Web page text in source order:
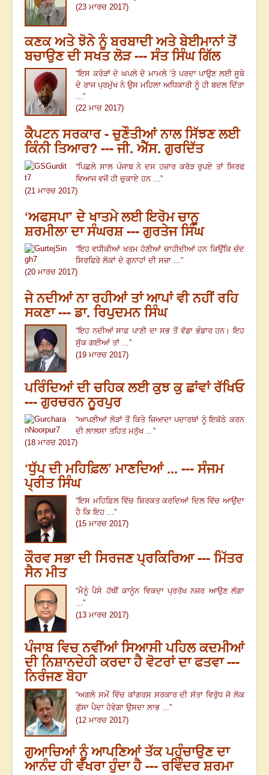
(23 ਮਾਰਚ 2017)
ਕਣਕ ਅਤੇ ਝੋਨੇ ਨੂੰ ਬਰਬਾਦੀ ਅਤੇ ਬੇਈਮਾਨਾਂ ਤੋਂ
ਬਚਾਉਣ ਦੀ ਸਖਤ ਲੋੜ --- ਸੰਤ ਸਿੰਘ ਗਿੱਲ
“ਇਸ ਕਰੋੜਾਂ ਦੇ ਘਪਲੇ ਦੇ ਮਾਮਲੇ ’ਤੇ ਪਰਦਾ ਪਾਉਣ ਲਈ ਸੂਬੇ
ਦੇ ਰਾਜ ਪ੍ਰਮੁੱਖ ਨੇ ਉਸ ਮਹਿਲਾ ਅਧਿਕਾਰੀ ਨੂੰ ਹੀ ਬਦਲ ਦਿੱਤਾ
...”
(22 ਮਾਚ 2017)
ਕੈਪਟਨ ਸਰਕਾਰ - ਚੁਣੌਤੀਆਂ ਨਾਲ ਸਿੱਝਣ ਲਈ
ਕਿੰਨੀ ਤਿਆਰ? --- ਜੀ. ਐੱਸ. ਗੁਰਦਿੱਤ
“ਪਿਛਲੇ ਸਾਲ ਪੰਜਾਬ ਨੇ ਦਸ ਹਜ਼ਾਰ ਕਰੋੜ ਰੁਪਏ ਤਾਂ ਸਿਰਫ
ਵਿਆਜ ਵਜੋਂ ਹੀ ਚੁਕਾਏ ਹਨ ...”
(21 ਮਾਰਚ 2017)
‘ਅਫਸਪਾ’ ਦੇ ਖਾਤਮੇ ਲਈ ਇਰੋਮ ਚਾਨੂ
ਸ਼ਰਮੀਲਾ ਦਾ ਸੰਘਰਸ਼ --- ਗੁਰਤੇਜ ਸਿੰਘ
“ਇਹ ਵਧੀਕੀਆਂ ਖਤਮ ਹੋਣੀਆਂ ਚਾਹੀਦੀਆਂ ਹਨ ਕਿਉਂਕਿ ਚੰਦ
ਸਿਰਫਿਰੇ ਲੋਕਾਂ ਦੇ ਗੁਨਾਹਾਂ ਦੀ ਸਜ਼ਾ ...”
(20 ਮਾਰਚ 2017)
ਜੇ ਨਦੀਆਂ ਨਾ ਰਹੀਆਂ ਤਾਂ ਆਪਾਂ ਵੀ ਨਹੀਂ ਰਹਿ
ਸਕਣਾ --- ਡਾ. ਰਿਪੁਦਮਨ ਸਿੰਘ
“ਇਹ ਨਦੀਆਂ ਸਾਫ਼ ਪਾਣੀ ਦਾ ਸਭ ਤੋਂ ਵੱਡਾ ਭੰਡਾਰ ਹਨ।ਇਹ
ਸੁੱਕ ਗਈਆਂ ਤਾਂ ...”
(19 ਮਾਰਚ 2017)
ਪਰਿੰਦਿਆਂ ਦੀ ਚਹਿਕ ਲਈ ਕੁਝ ਕੁ ਛਾਂਵਾਂ ਰੱਖਿਓ
--- ਗੁਰਚਰਨ ਨੂਰਪੁਰ
“ਆਪਣੀਆਂ ਲੋੜਾਂ ਤੋਂ ਕਿਤੇ ਜ਼ਿਆਦਾ ਪਦਾਰਥਾਂ ਨੂੰ ਇਕੱਠੇ ਕਰਨ
ਦੀ ਲਾਲਸਾ ਤਹਿਤ ਮਨੁੱਖ ...”
(18 ਮਾਰਚ 2017)
‘ਧੁੱਪ ਦੀ ਮਹਿਫ਼ਿਲ’ ਮਾਣਦਿਆਂ ... --- ਸੰਜਮ
ਪ੍ਰੀਤ ਸਿੰਘ
“ਇਸ ਮਹਿਫ਼ਿਲ ਵਿੱਚ ਸ਼ਿਰਕਤ ਕਰਦਿਆਂ ਦਿਲ ਵਿੱਚ ਆਉਂਦਾ
ਹੈ ਕਿ ਇਹ ...”
(15 ਮਾਰਚ 2017)
ਕੌਰਵ ਸਭਾ ਦੀ ਸਿਰਜਣ ਪ੍ਰਕਿਰਿਆ --- ਮਿੱਤਰ
ਸੈਨ ਮੀਤ
“ਮੈਨੂੰ ਪੈਸੇ ਹੱਥੀਂ ਕਾਨੂੰਨ ਵਿਕਦਾ ਪ੍ਰਤੱਖ ਨਜ਼ਰ ਆਉਣ ਲੱਗਾ
...”
(13 ਮਾਰਚ 2017)
ਪੰਜਾਬ ਵਿਚ ਨਵੀਂਆਂ ਸਿਆਸੀ ਪਹਿਲ ਕਦਮੀਆਂ
ਦੀ ਨਿਸ਼ਾਨਦੇਹੀ ਕਰਦਾ ਹੈ ਵੋਟਰਾਂ ਦਾ ਫਤਵਾ ---
ਨਿਰੰਜਣ ਬੋਹਾ
“ਅਗਲੇ ਸਮੇਂ ਵਿੱਚ ਕਾਂਗਰਸ ਸਰਕਾਰ ਦੀ ਸੱਤਾ ਵਿਰੁੱਧ ਜੋ ਲੋਕ
ਗੁੱਸਾ ਪੈਦਾ ਹੋਵੇਗਾ ਉਸਦਾ ਲਾਭ ...”
(12 ਮਾਰਚ 2017)
ਗੁਆਚਿਆਂ ਨੂੰ ਆਪਣਿਆਂ ਤੱਕ ਪਹੁੰਚਾਉਣ ਦਾ
ਆਨੰਦ ਹੀ ਵੱਖਰਾ ਹੁੰਦਾ ਹੈ --- ਰਵਿੰਦਰ ਸ਼ਰਮਾ